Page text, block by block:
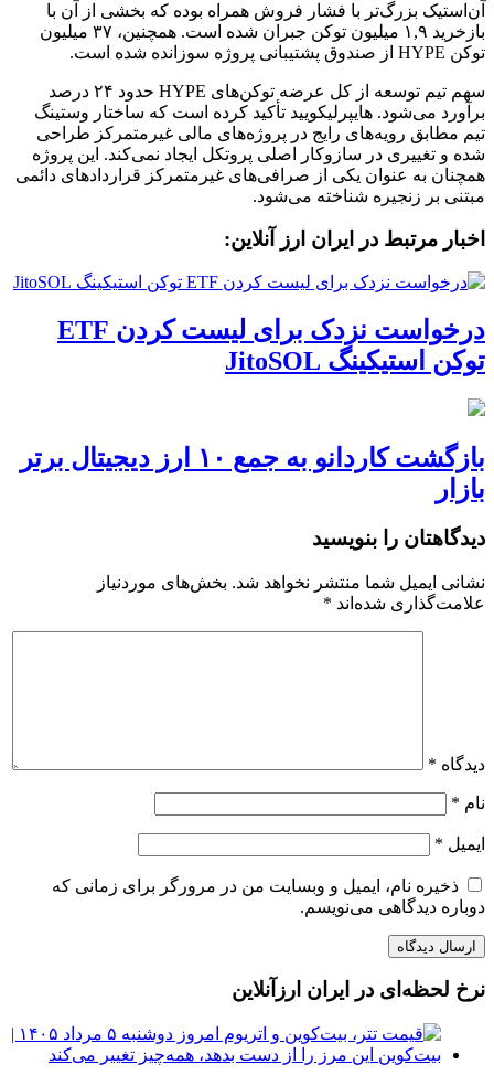
آن‌استیک بزرگ‌تر با فشار فروش همراه بوده که بخشی از آن با
بازخرید ۱,۹ میلیون توکن جبران شده است. همچنین، ۳۷ میلیون
توکن HYPE از صندوق پشتیبانی پروژه سوزانده شده است.
سهم تیم توسعه از کل عرضه توکن‌های HYPE حدود ۲۴ درصد
برآورد می‌شود. هایپرلیکویید تأکید کرده است که ساختار وستینگ
تیم مطابق رویه‌های رایج در پروژه‌های مالی غیرمتمرکز طراحی
شده و تغییری در سازوکار اصلی پروتکل ایجاد نمی‌کند. این پروژه
همچنان به عنوان یکی از صرافی‌های غیرمتمرکز قراردادهای دائمی
مبتنی بر زنجیره شناخته می‌شود.
اخبار مرتبط در ایران ارز آنلاین:
درخواست نزدک برای لیست کردن ETF
توکن استیکینگ JitoSOL
بازگشت کاردانو به جمع ۱۰ ارز دیجیتال برتر
بازار
دیدگاهتان را بنویسید
نشانی ایمیل شما منتشر نخواهد شد. بخش‌های موردنیاز
علامت‌گذاری شده‌اند *
دیدگاه *
نام *
ایمیل *
ذخیره نام، ایمیل و وبسایت من در مرورگر برای زمانی که
دوباره دیدگاهی می‌نویسم.
نرخ لحظه‌ای در ایران ارزآنلاین